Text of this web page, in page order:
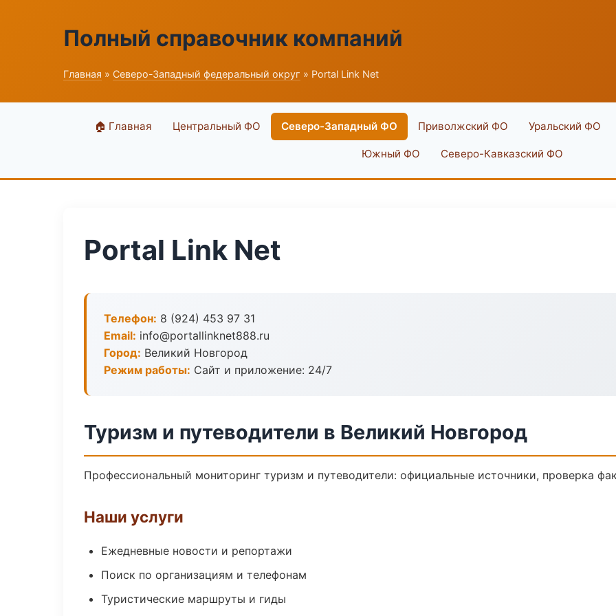
Полный справочник компаний
Главная » Северо-Западный федеральный округ » Portal Link Net
🏠 Главная Центральный ФО Северо-Западный ФО Приволжский ФО Уральский ФО
Южный ФО Северо-Кавказский ФО
Portal Link Net
Телефон: 8 (924) 453 97 31
Email: info@portallinknet888.ru
Город: Великий Новгород
Режим работы: Сайт и приложение: 24/7
Туризм и путеводители в Великий Новгород
Профессиональный мониторинг туризм и путеводители: официальные источники, проверка
Наши услуги
Ежедневные новости и репортажи
Поиск по организациям и телефонам
Туристические маршруты и гиды